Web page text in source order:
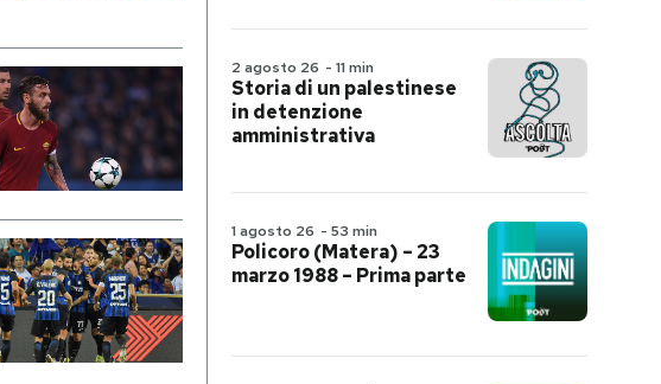
2 agosto 26 - 11 min
Storia di un palestinese
in detenzione
amministrativa
1 agosto 26 - 53 min
Policoro (Matera) – 23
marzo 1988 – Prima parte